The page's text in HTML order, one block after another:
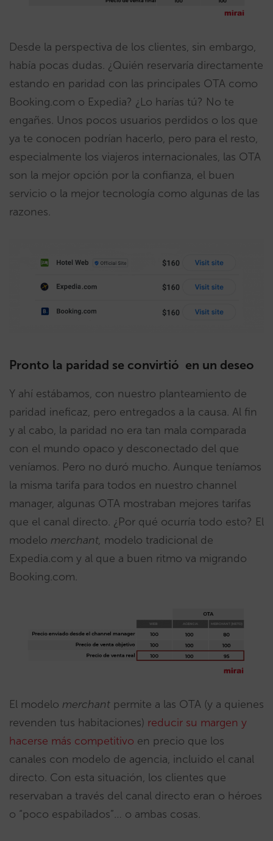
Desde la perspectiva de los clientes, sin embargo,
había pocas dudas. ¿Quién reservaría directamente
estando en paridad con las principales OTA como
Booking.com o Expedia? ¿Lo harías tú? No te
engañes. Unos pocos usuarios perdidos o los que
ya te conocen podrían hacerlo, pero para el resto,
especialmente los viajeros internacionales, las OTA
son la mejor opción por la confianza, el buen
servicio o la mejor tecnología como algunas de las
razones.
Pronto la paridad se convirtió en un deseo
Y ahí estábamos, con nuestro planteamiento de
paridad ineficaz, pero entregados a la causa. Al fin
y al cabo, la paridad no era tan mala comparada
con el mundo opaco y desconectado del que
veníamos. Pero no duró mucho. Aunque teníamos
la misma tarifa para todos en nuestro channel
manager, algunas OTA mostraban mejores tarifas
que el canal directo. ¿Por qué ocurría todo esto? El
modelo merchant, modelo tradicional de
Expedia.com y al que a buen ritmo va migrando
Booking.com.
El modelo merchant permite a las OTA (y a quienes
revenden tus habitaciones) reducir su margen y
hacerse más competitivo en precio que los
canales con modelo de agencia, incluido el canal
directo. Con esta situación, los clientes que
reservaban a través del canal directo eran o héroes
o “poco espabilados”… o ambas cosas.